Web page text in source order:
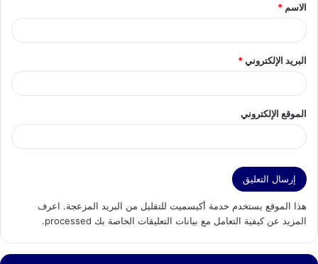
*
الاسم *
البريد الإلكتروني*
الموقع الإلكتروني
هذا الموقع يستخدم خدمة أكيسميت للتقليل من البريد المزعجة. اعرف
المزيد عن كيفية التعامل مع بيانات التعليقات الخاصة بك processed
.